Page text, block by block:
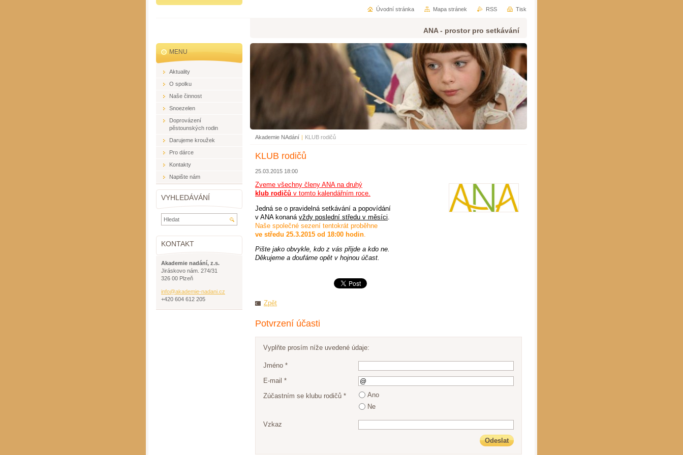
ANA - prostor pro setkávání
Akademie NAdání | KLUB rodičů
KLUB rodičů
25.03.2015 18:00
Zveme všechny členy ANA na druhý
klub rodičů v tomto kalendářním roce.
Jedná se o pravidelná setkávání a popovídání
v ANA konaná vždy poslední středu v měsíci
Naše společné sezení tentokrát proběhne
ve středu 25.3.2015 od 18:00 hodin
Pište jako obvykle, kdo z vás přijde a kdo ne.
Děkujeme a doufáme opět v hojnou účast.
Zpět
Potvrzení účasti
Vyplňte prosím níže uvedené údaje:
Jméno *
E-mail *
Zúčastním se klubu rodičů *
Ano
Ne
Vzkaz
Odeslat
MENU
Aktuality
O spolku
Naše činnost
Snoezelen
Doprovázení
pěstounských rodin
Darujeme kroužek
Pro dárce
Kontakty
Napište nám
VYHLEDÁVÁNÍ
KONTAKT
Akademie nadání, z.s.
Jiráskovo nám. 274/31
326 00 Plzeň
info@akademie-nadani.cz
+420 604 612 205
Úvodní stránka Mapa stránek RSS Tisk